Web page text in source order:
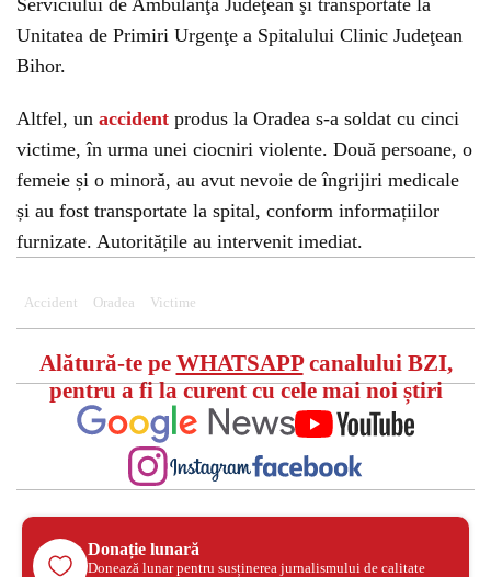
Serviciului de Ambulanţă Judeţean şi transportate la
Unitatea de Primiri Urgenţe a Spitalului Clinic Judeţean
Bihor.
Altfel, un accident produs la Oradea s-a soldat cu cinci
victime, în urma unei ciocniri violente. Două persoane, o
femeie și o minoră, au avut nevoie de îngrijiri medicale
și au fost transportate la spital, conform informațiilor
furnizate. Autoritățile au intervenit imediat.
Accident Oradea Victime
Alătură-te pe WHATSAPPcanalului BZI,
pentru a fi la curent cu cele mai noi știri
Donație lunară
Donează lunar pentru susținerea jurnalismului de calitate